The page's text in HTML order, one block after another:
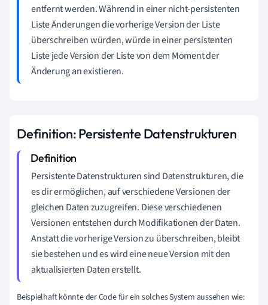
entfernt werden. Während in einer nicht-persistenten
Liste Änderungen die vorherige Version der Liste
überschreiben würden, würde in einer persistenten
Liste jede Version der Liste von dem Moment der
Änderung an existieren.
Definition: Persistente Datenstrukturen
Persistente Datenstrukturen sind Datenstrukturen, die
es dir ermöglichen, auf verschiedene Versionen der
gleichen Daten zuzugreifen. Diese verschiedenen
Versionen entstehen durch Modifikationen der Daten.
Anstatt die vorherige Version zu überschreiben, bleibt
sie bestehen und es wird eine neue Version mit den
aktualisierten Daten erstellt.
Beispielhaft könnte der Code für ein solches System aussehen wie: